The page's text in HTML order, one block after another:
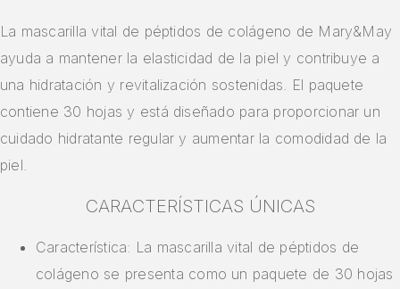
La mascarilla vital de péptidos de colágeno de Mary&May
ayuda a mantener la elasticidad de la piel y contribuye a
una hidratación y revitalización sostenidas. El paquete
contiene 30 hojas y está diseñado para proporcionar un
cuidado hidratante regular y aumentar la comodidad de la
piel.
CARACTERÍSTICAS ÚNICAS
Característica: La mascarilla vital de péptidos de
colágeno se presenta como un paquete de 30 hojas